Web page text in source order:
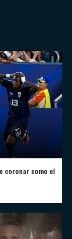
coronar como el